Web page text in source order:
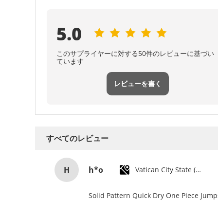
5.0
このサプライヤーに対する50件のレビューに基づい
ています
レビューを書く
すべてのレビュー
H h*o Vatican City State (Holy See)
Solid Pattern Quick Dry One Piece